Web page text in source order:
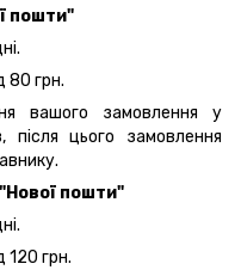
пошти"
80 грн.
вашого замовлення у
після цього замовлення
пошти"
120 грн.